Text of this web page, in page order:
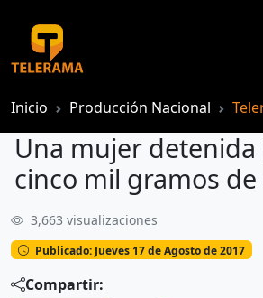
Inicio Producción Nacional
Una mujer
cinco mil gramos de
3,663 visualizaciones
Publicado: Jueves 17 de Agosto de 2017
Compartir: